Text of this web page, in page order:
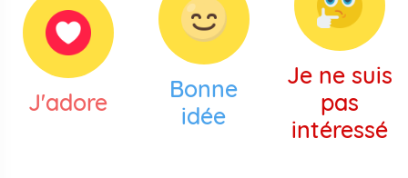
J'adore
Bonne
idée
Je ne suis
pas
intéressé